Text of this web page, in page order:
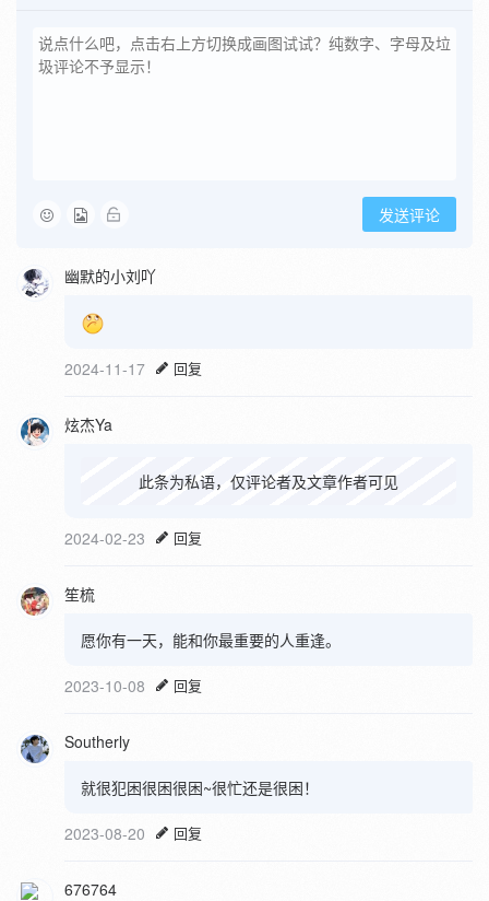
发送评论
幽默的小刘吖
2024-11-17 回复
炫杰Ya
此条为私语，仅评论者及文章作者可见
2024-02-23 回复
笙梳
愿你有一天，能和你最重要的人重逢。
2023-10-08 回复
Southerly
就很犯困很困很困~很忙还是很困！
2023-08-20 回复
676764